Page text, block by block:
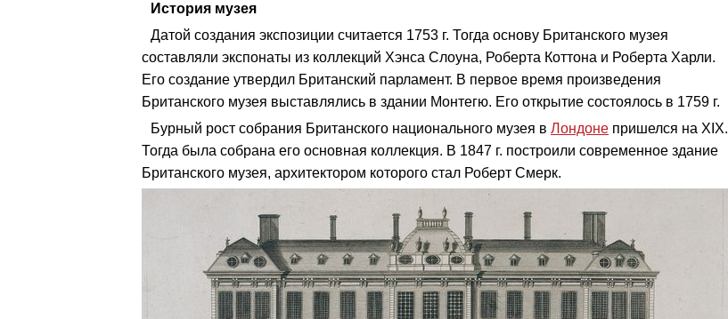
История музея
Датой создания экспозиции считается 1753 г. Тогда основу Британского музея
составляли экспонаты из коллекций Хэнса Слоуна, Роберта Коттона и Роберта Харли.
Его создание утвердил Британский парламент. В первое время произведения
Британского музея выставлялись в здании Монтегю. Его открытие состоялось в 1759 г.
Бурный рост собрания Британского национального музея в Лондоне пришелся на XIX.
Тогда была собрана его основная коллекция. В 1847 г. построили современное здание
Британского музея, архитектором которого стал Роберт Смерк.